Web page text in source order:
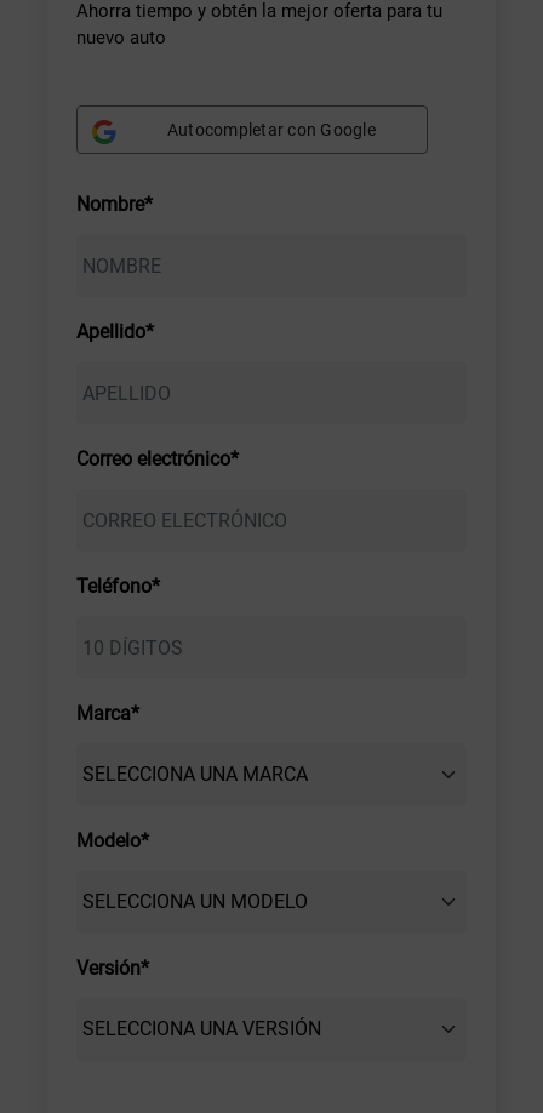
Ahorra tiempo y obtén la mejor oferta para tu
nuevo auto
Autocompletar con Google
Nombre*
Apellido*
Correo electrónico*
Teléfono*
Marca*
Modelo*
Versión*